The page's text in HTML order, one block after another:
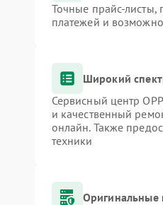
Точные прайс-листы,
платежей и
Широкий
Сервисный центр
и качественный
онлайн. Также
техники
Оригинальные